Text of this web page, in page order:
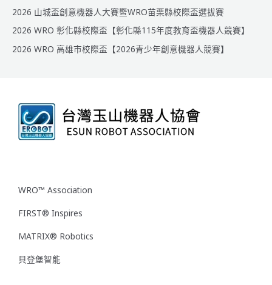
2026 山城盃創意機器人大賽暨WRO苗栗縣校際盃選拔賽
2026 WRO 彰化縣校際盃【彰化縣115年度教育盃機器人競賽】
2026 WRO 高雄市校際盃【2026青少年創意機器人競賽】
WRO™ Association
FIRST® Inspires
MATRIX® Robotics
貝登堡智能